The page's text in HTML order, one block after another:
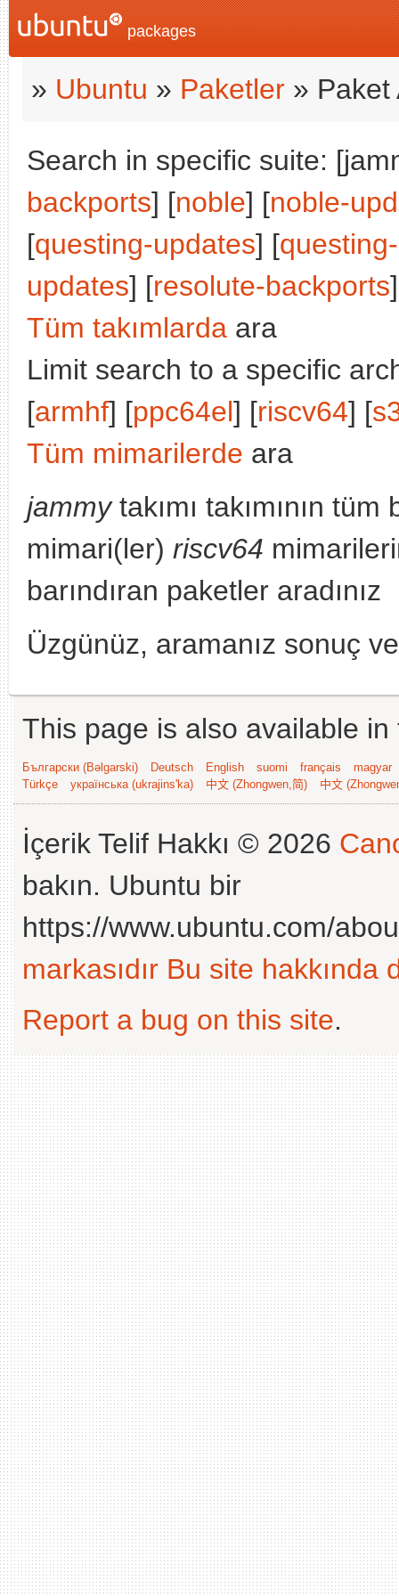
packages
» Ubuntu » Paketler » Paket
Search in specific suite:
backports] [noble] [noble-
[questing-updates] [
updates] [resolute-backports
Tüm takımlarda ara
Limit search to a specific
[armhf] [ppc64el] [riscv64] [
Tüm mimarilerde ara
jammytakımı takımının
mimari(ler) riscv64
barındıran paketler aradınız
Üzgünüz, aramanız sonuç
This page is also available
Български (Bəlgarski) Deutsch English suomi français
magyar
Türkçe
українська (ukrajins'ka) 中文 (Zhongwen,简) 中文
İçerik Telif Hakkı © 2026
bakın. Ubuntu bir
https://www.ubuntu.com/
markasıdır Bu site hakkında
Report a bug on this site.